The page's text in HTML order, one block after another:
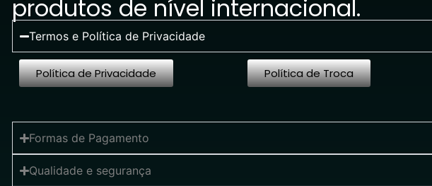
produtos de nível internacional.
Termos e Política de Privacidade
Política de Privacidade Política de Troca
Formas de Pagamento
Qualidade e segurança